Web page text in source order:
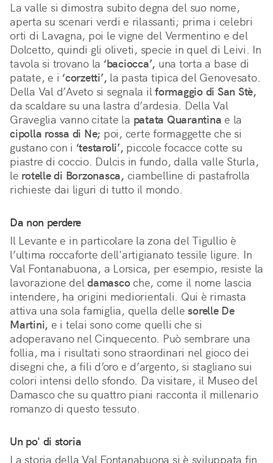
La valle si dimostra subito degna del suo nome,
aperta su scenari verdi e rilassanti; prima i celebri
orti di Lavagna, poi le vigne del Vermentino e del
Dolcetto, quindi gli oliveti, specie in quel di Leivi. In
tavola si trovano la ‘baciocca’, una torta a base di
patate, e i ‘corzetti’, la pasta tipica del Genovesato.
Della Val d’Aveto si segnala il formaggio di San Stè,
da scaldare su una lastra d’ardesia. Della Val
Graveglia vanno citate la patata Quarantina
cipolla rossa di Ne; poi, certe formaggette che si
gustano con i ‘testaroli’, piccole focacce cotte su
piastre di coccio. Dulcis in fundo, dalla valle Sturla,
le rotelle di Borzonasca, ciambelline di pastafrolla
richieste dai liguri di tutto il mondo.
Da non perdere
Il Levante e in particolare la zona del Tigullio è
l’ultima roccaforte dell'artigianato tessile ligure. In
Val Fontanabuona, a Lorsica, per esempio, resiste la
lavorazione deldamascoche, come il nome lascia
intendere, ha origini mediorientali. Qui è rimasta
attiva una sola famiglia, quella dellesorelle De
Martini, e i telai sono come quelli che si
adoperavano nel Cinquecento. Può sembrare una
follia, ma i risultati sono straordinari nel gioco dei
disegni che, a fili d’oro e d’argento, si stagliano sui
colori intensi dello sfondo. Da visitare, il Museo del
Damasco che su quattro piani racconta il millenario
romanzo di questo tessuto.
Un po' di storia
La storia della Val Fontanabuona si è sviluppata fin